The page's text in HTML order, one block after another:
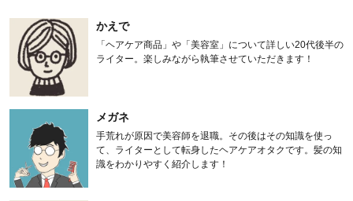
かえで
「ヘアケア商品」や「美容室」について詳しい20代後半の
ライター。楽しみながら執筆させていただきます！
メガネ
手荒れが原因で美容師を退職。その後はその知識を使っ
て、ライターとして転身したヘアケアオタクです。髪の知
識をわかりやすく紹介します！